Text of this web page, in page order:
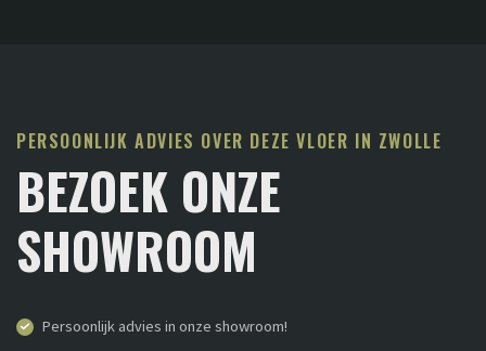
PERSOONLIJK ADVIES OVER DEZE VLOER IN ZWOLLE
BEZOEK ONZE
SHOWROOM
Persoonlijk advies in onze showroom!